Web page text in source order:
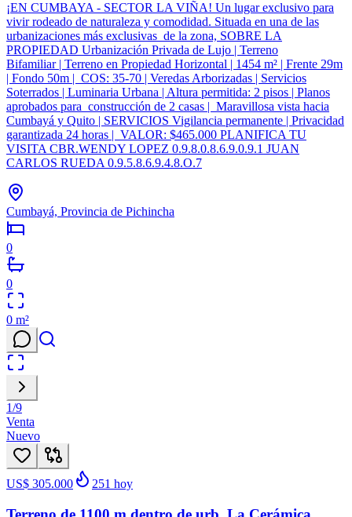
¡EN CUMBAYA - SECTOR LA VIÑA! Un lugar exclusivo para
vivir rodeado de naturaleza y comodidad. Situada en una de las
urbanizaciones más exclusivas de la zona, SOBRE LA
PROPIEDAD Urbanización Privada de Lujo | Terreno
Bifamiliar | Terreno en Propiedad Horizontal | 1454 m² | Frente 29m
| Fondo 50m | COS: 35-70 | Veredas Arborizadas | Servicios
Soterrados | Luminaria Urbana | Altura permitida: 2 pisos | Planos
aprobados para construcción de 2 casas | Maravillosa vista hacia
Cumbayá y Quito | SERVICIOS Vigilancia permanente | Privacidad
garantizada 24 horas | VALOR: $465.000 PLANIFICA TU
VISITA CBR.WENDY LOPEZ 0.9.8.0.8.6.9.0.9.1 JUAN
CARLOS RUEDA 0.9.5.8.6.9.4.8.O.7
Cumbayá, Provincia de Pichincha
0
0
0 m²
1/9
Venta
Nuevo
US$ 305.000 251 hoy